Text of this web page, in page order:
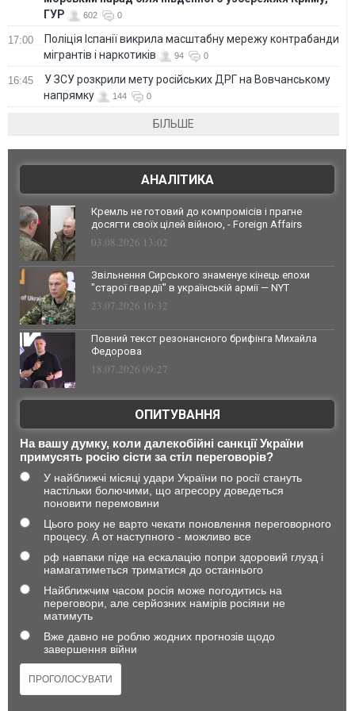
ГУР
602 0
17:00
Поліція Іспанії викрила масштабну мережу контрабанди
мігрантів і наркотиків
94 0
16:45
У ЗСУ розкрили мету російських ДРГ на Вовчанському
напрямку
144 0
БІЛЬШЕ
АНАЛІТИКА
Кремль не готовий до компромісів і прагне
досягти своїх цілей війною, - Foreign Affairs
03.08.2026 13:02
Звільнення Сирського знаменує кінець епохи
"старої гвардії" в українській армії — NYT
23.07.2026 10:32
Повний текст резонансного брифінга Михайла
Федорова
18.07.2026 09:27
ОПИТУВАННЯ
На вашу думку, коли далекобійні санкції України
примусять росію сісти за стіл переговорів?
У найближчі місяці удари України по росії стануть
настільки болючими, що агресору доведеться
поновити перемовини
Цього року не варто чекати поновлення переговорного
процесу. А от наступного - можливо все
рф навпаки піде на ескалацію попри здоровий глузд і
намагатиметься триматися до останнього
Найближчим часом росія може погодитись на
переговори, але серйозних намірів росіяни не
матимуть
Вже давно не роблю жодних прогнозів щодо
завершення війни